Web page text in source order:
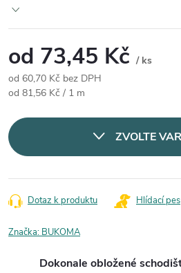
od 73,45 Kč / ks
od 60,70 Kč bez DPH
Měrná cena:
od 81,56 Kč / 1 m
ZVOLTE
Dotaz k produktu Hlídací pes
Značka: BUKOMA
Dokonale obložené